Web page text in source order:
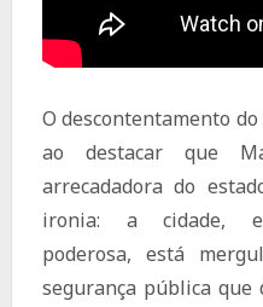
O descontentamento
ao destacar que
arrecadadora do
ironia: a cidade,
poderosa, está
segurança pública que